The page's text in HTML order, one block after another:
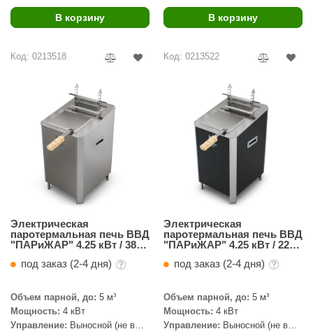
В корзину В корзину
Код: 0213518
Электрическая
паротермальная печь ВВД
"ПАРиЖАР" 4.25 кВт / 380
под заказ (2-4 дня)
Объем парной, до: 5 м³
Мощность: 4 кВт
Управление: Выносной (не в
Код: 0213522
Электрическая
паротермальная печь ВВД
"ПАРиЖАР" 4.25 кВт / 220
под заказ (2-4 дня)
Объем парной, до: 5 м³
Мощность: 4 кВт
Управление: Выносной (не в